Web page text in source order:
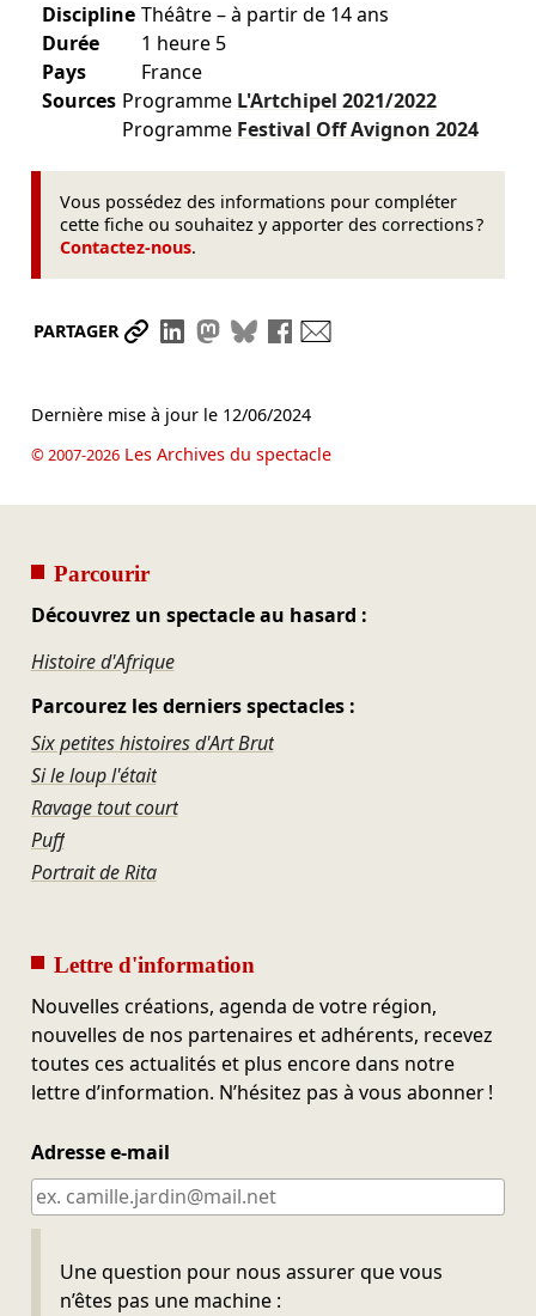
Discipline Théâtre – à partir de 14 ans
Durée
1 heure 5
Pays
France
Sources Programme L'Artchipel 2021/2022
Programme Festival Off Avignon 2024
Vous possédez des informations pour compléter
cette fiche ou souhaitez y apporter des corrections ?
Contactez-nous.
PARTAGER Partager le lien
Partager sur LinkedIn
Partager sur Mastodon
Partager sur Bluesky
Partager sur Facebook
Dernière mise à jour le 12/06/2024
© 2007-2026Les Archives du spectacle
Parcourir
Découvrez un spectacle au hasard :
Histoire d'Afrique
Parcourez les derniers spectacles :
Six petites histoires d'Art Brut
Si le loup l'était
Ravage tout court
Puff
Portrait de Rita
Lettre d'information
Nouvelles créations, agenda de votre région,
nouvelles de nos partenaires et adhérents, recevez
toutes ces actualités et plus encore dans notre
lettre d’information. N’hésitez pas à vous abonner !
Adresse e-mail
Une question pour nous assurer que vous
n’êtes pas une machine :
Ne pas remplir